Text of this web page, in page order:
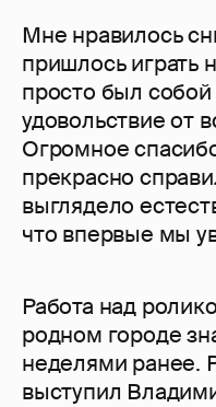
Мне нравилось
пришлось играть
просто был собой
удовольствие от
Огромное
прекрасно
выглядело
что впервые мы
Работа над
родном городе
неделями ранее.
выступил